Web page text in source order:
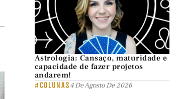
Astrologia: Cansaço, maturidade e
capacidade de fazer projetos
andarem!
#COLUNAS4 De Agosto De 2026